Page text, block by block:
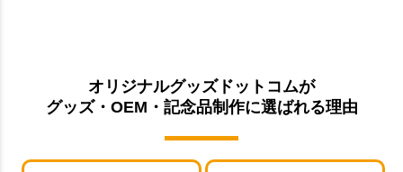
オリジナルグッズドットコムが
グッズ・OEM・記念品制作に選ばれる理由